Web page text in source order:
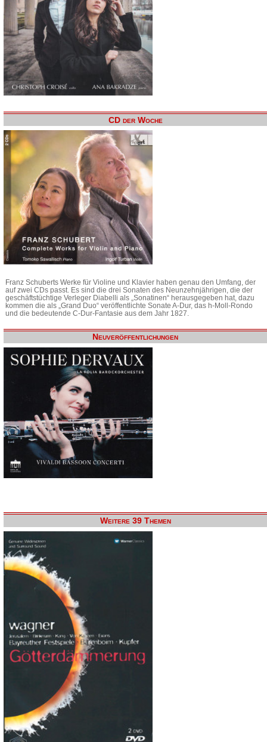
CD der Woche
Franz Schuberts Werke für Violine und Klavier haben genau den Umfang, der
auf zwei CDs passt. Es sind die drei Sonaten des Neunzehnjährigen, die der
geschäftstüchtige Verleger Diabelli als „Sonatinen“ herausgegeben hat, dazu
kommen die als „Grand Duo“ veröffentlichte Sonate A-Dur, das h-Moll-Rondo
und die bedeutende C-Dur-Fantasie aus dem Jahr 1827.
Neuveröffentlichungen
Weitere 39 Themen